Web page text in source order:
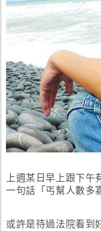
上週某日早上跟下
一句話「丐幫人數多
或許是待過法院看到